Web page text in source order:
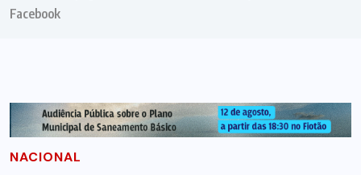
Facebook
NACIONAL